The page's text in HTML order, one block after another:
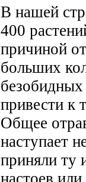
В нашей
400
причиной
больших
привести к
Общее
наступает
приняли ту
настоев